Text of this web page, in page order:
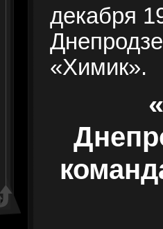
декабря
«Химик».